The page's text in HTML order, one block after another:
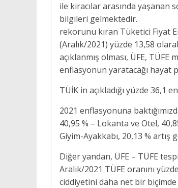
ile kiracılar arasında yaşanan
bilgileri
rekorunu kıran Tüketici Fiyat
(Aralık/2021) yüzde 13,58
açıklanmış olması, ÜFE,
enflasyonun yaratacağı hayat
TÜİK in açıkladığı yüzde 36,1
2021 enflasyonuna
40,95 % – Lokanta ve Otel,
Giyim-Ayakkabı, 20,13 %
Diğer yandan, ÜFE – TÜFE
Aralık/2021 TÜFE oranını
ciddiyetini daha net bir